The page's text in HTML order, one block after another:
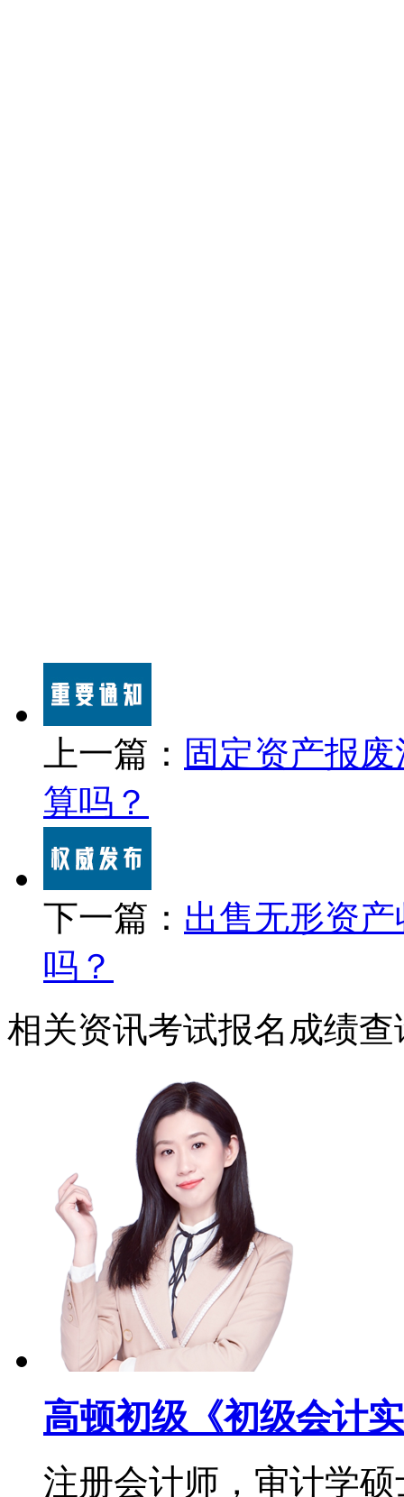
上一篇： 固定资产报
算吗？
下一篇： 出售无形资
吗？
相关资讯考试报名 成绩查
高顿初级《初级会计
注册会计师，审计学